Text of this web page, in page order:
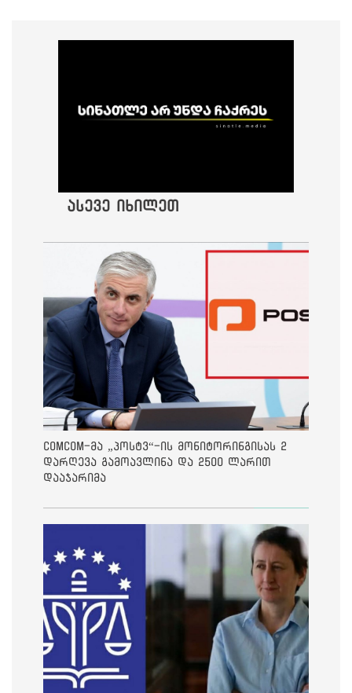
ასევე იხილეთ
ComCom-მა „პოსტვ“-ის მონიტორინგისას 2
დარღევა გამოავლინა და 2500 ლარით
დააჯარიმა